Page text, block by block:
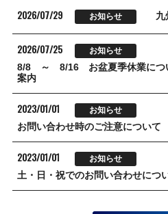
2026/07/29 お知らせ 九
2026/07/25 お知らせ
8/8 ～ 8/16 お盆夏季休業につ
案内
2023/01/01 お知らせ
お問い合わせ時のご注意について
2023/01/01 お知らせ
土・日・祝でのお問い合わせにつ